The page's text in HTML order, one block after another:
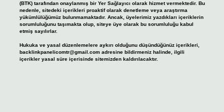
(BTK) tarafından onaylanmış bir Yer Sağlayıcı olarak hizmet vermektedir. Bu
nedenle, sitedeki içerikleri proaktif olarak denetleme veya araştırma
yükümlülüğümüz bulunmamaktadır. Ancak, üyelerimiz yazdıkları içeriklerin
sorumluluğunu taşımakta olup, siteye üye olarak bu sorumluluğu kabul
etmiş sayılırlar.
Hukuka ve yasal düzenlemelere aykırı olduğunu düşündüğünüz içerikleri,
backlinkpanelicomtr@gmail.comadresine bildirmeniz halinde, ilgili
içerikler yasal süre içerisinde sitemizden kaldırılacaktır.